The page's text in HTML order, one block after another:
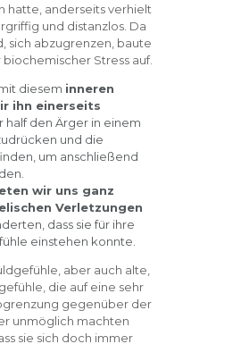
hatte, anderseits verhielt
und distanzlos. Da
sich abzugrenzen, baute
Stress auf.
diesem inneren
ihn einerseits
half den Ärger in einem
und die
um anschließend
wir uns ganz
Verletzungen
dass sie für ihre
einstehen konnte.
aber auch alte,
die auf eine sehr
gegenüber der
unmöglich machten
sie sich doch immer